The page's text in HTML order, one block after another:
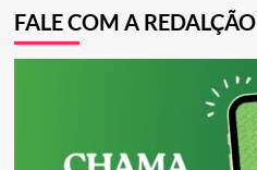
FALE COM A REDALÇÃO